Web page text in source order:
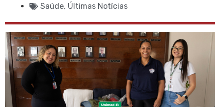
Saúde, Últimas Notícias